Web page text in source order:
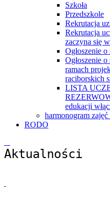
Szkoła
Przedszkole
Rekrutacja
Rekrutacja
zaczyna się
Ogłoszenie
Ogłoszenie
ramach
raciborskich
LISTA
edukacji
harmonogram
RODO
Aktualności